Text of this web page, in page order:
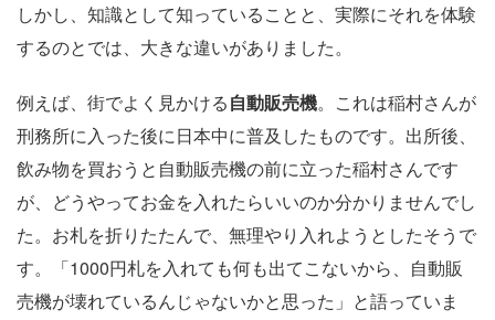
しかし、知識として知っていることと、実際にそれを体験
するのとでは、大きな違いがありました。
例えば、街でよく見かける自動販売機。これは稲村さんが
刑務所に入った後に日本中に普及したものです。出所後、
飲み物を買おうと自動販売機の前に立った稲村さんです
が、どうやってお金を入れたらいいのか分かりませんでし
た。お札を折りたたんで、無理やり入れようとしたそうで
す。「1000円札を入れても何も出てこないから、自動販
売機が壊れているんじゃないかと思った」と語っていま